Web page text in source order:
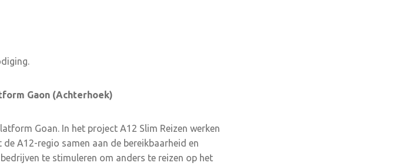
Gaon (Achterhoek)
Goan. In het project A12 Slim Reizen werken
A12-regio samen aan de bereikbaarheid en
te stimuleren om anders te reizen op het